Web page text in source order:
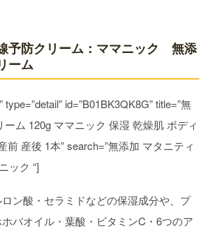
予防クリーム：ママニック 無添
ーム
type=”detail” id=”B01BK3QK8G” title=”無
ム 120g ママニック 保湿 乾燥肌 ボディ
前 産後 1本” search=”無添加 マタニティ
ック “]
ン酸・セラミドなどの保湿成分や、プ
バオイル・葉酸・ビタミンC・6つのア